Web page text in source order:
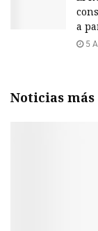
a
5
Noticias